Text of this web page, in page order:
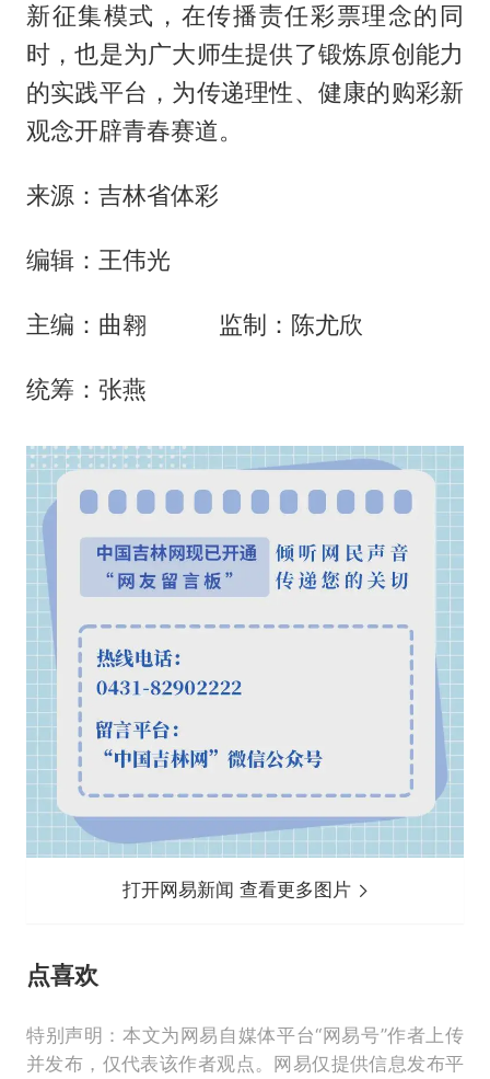
新征集模式，在传播责任彩票理念的同
时，也是为广大师生提供了锻炼原创能力
的实践平台，为传递理性、健康的购彩新
观念开辟青春赛道。
来源：吉林省体彩
编辑：王伟光
主编：曲翱 监制：陈尤欣
统筹：张燕
打开网易新闻 查看更多图片
点喜欢
特别声明：本文为网易自媒体平台“网易号”作者上传
并发布，仅代表该作者观点。网易仅提供信息发布平